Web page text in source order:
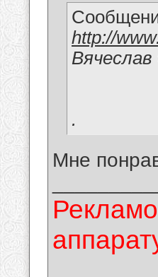
http://
.
Мне